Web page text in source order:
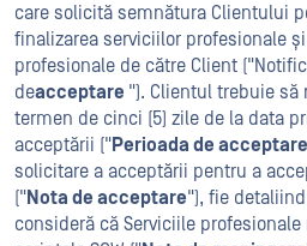
care solicită semnătura Clientului
finalizarea serviciilor profesionale
profesionale de către Client
deacceptare "). Clientul trebuie
termen de cinci (5) zile de la data
acceptării ("Perioada de acceptare
solicitare a acceptării pentru a
("Nota de acceptare"), fie
consideră că Serviciile